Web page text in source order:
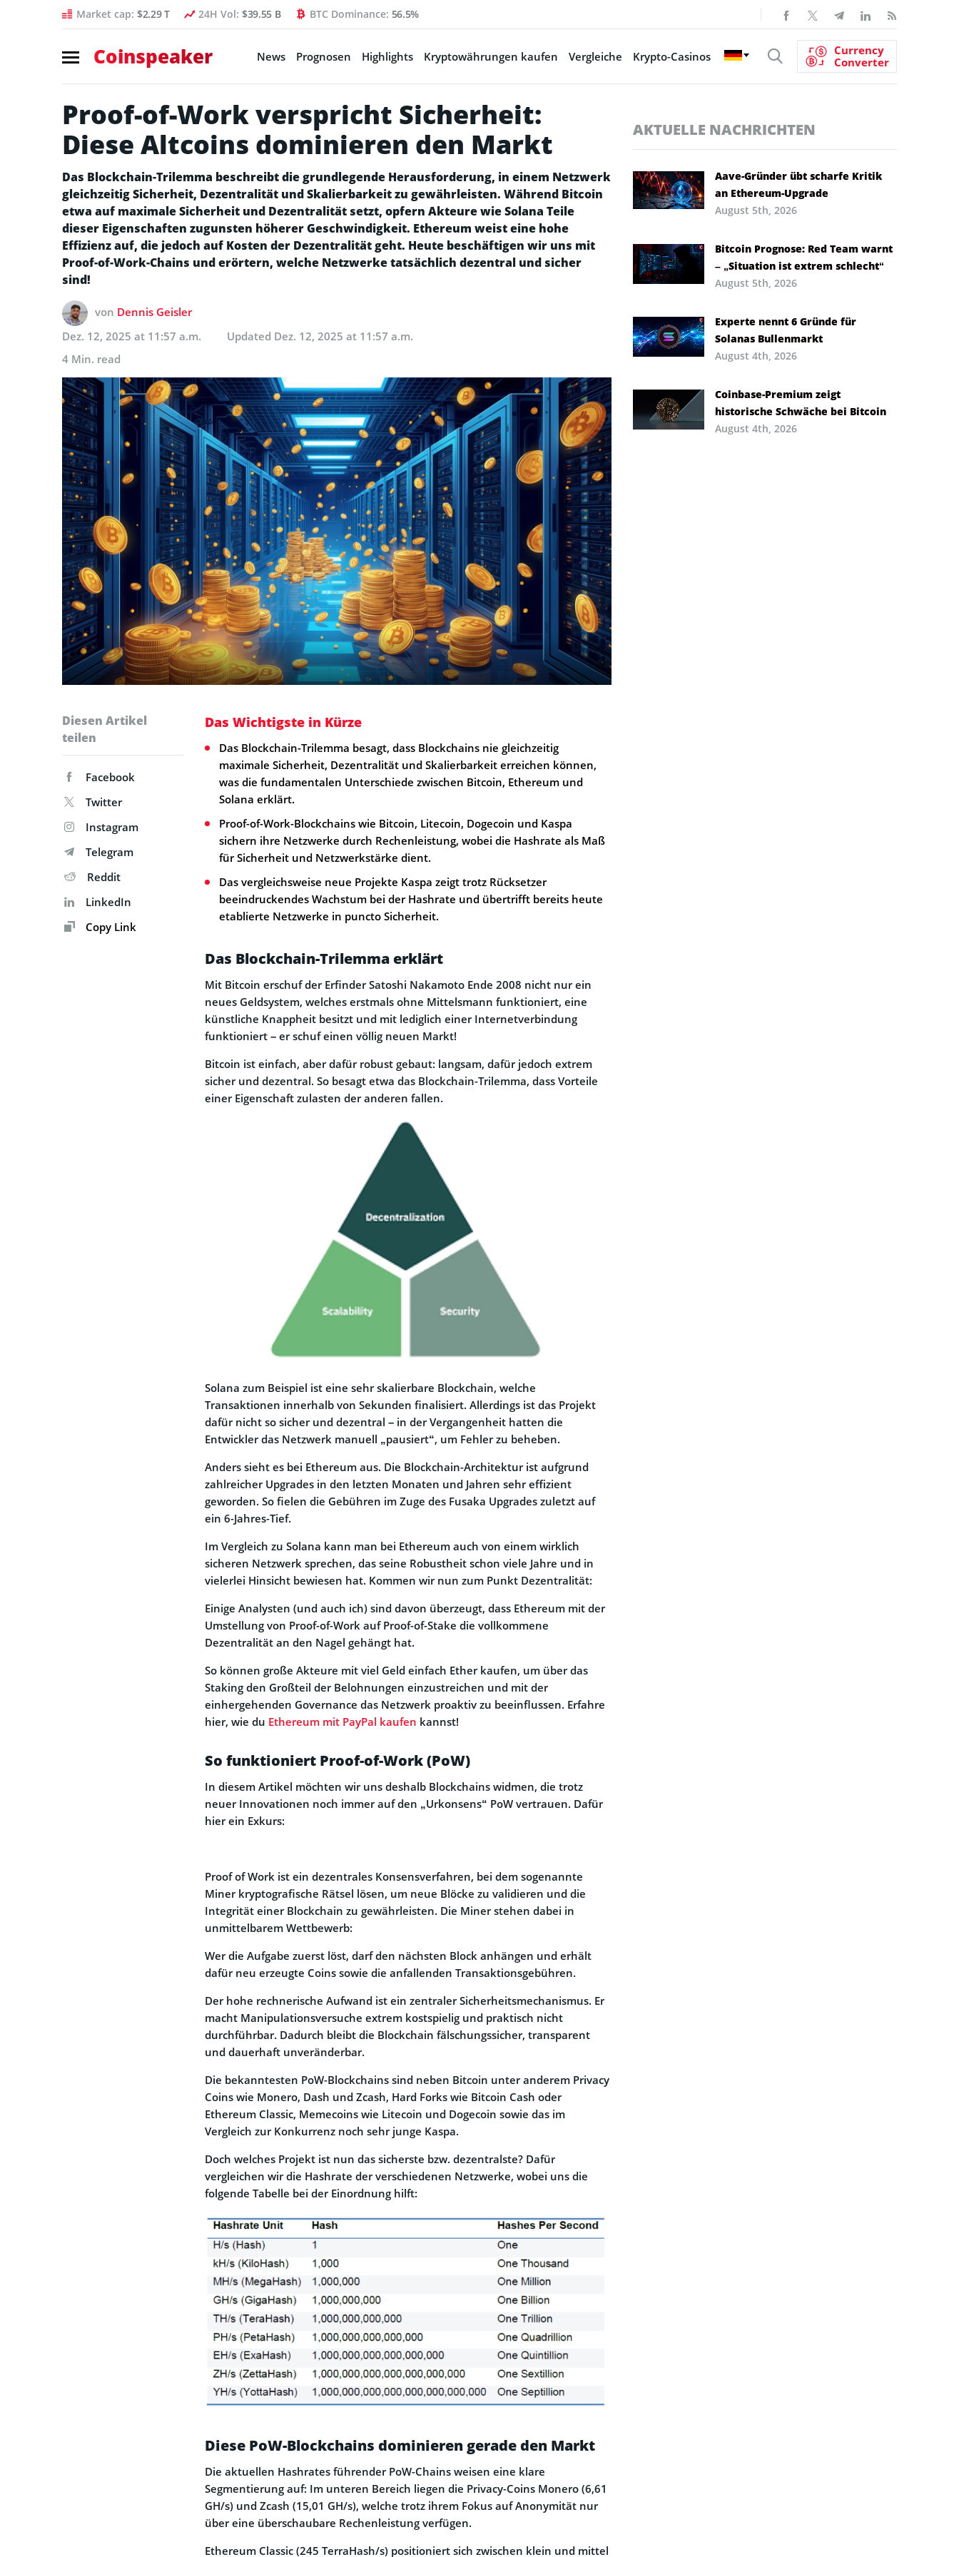
Market cap: $2.29 T 24H Vol: $39.55 B BTC Dominance: 56.5%
Coinspeaker News Prognosen Highlights Kryptowährungen kaufen Vergleiche Krypto-Casinos
Currency
Converter
Proof-of-Work verspricht Sicherheit:
Diese Altcoins dominieren den Markt
Das Blockchain-Trilemma beschreibt die grundlegende Herausforderung, in einem Netzwerk
gleichzeitig Sicherheit, Dezentralität und Skalierbarkeit zu gewährleisten. Während Bitcoin
etwa auf maximale Sicherheit und Dezentralität setzt, opfern Akteure wie Solana Teile
dieser Eigenschaften zugunsten höherer Geschwindigkeit. Ethereum weist eine hohe
Effizienz auf, die jedoch auf Kosten der Dezentralität geht. Heute beschäftigen wir uns mit
Proof-of-Work-Chains und erörtern, welche Netzwerke tatsächlich dezentral und sicher
sind!
von Dennis Geisler
Dez. 12, 2025 at 11:57 a.m.
Updated Dez. 12, 2025 at 11:57 a.m.
4 Min. read
Diesen Artikel
teilen
Facebook
Twitter
Instagram
Telegram
Reddit
LinkedIn
Copy Link
Das Wichtigste in Kürze
Das Blockchain-Trilemma besagt, dass Blockchains nie gleichzeitig
maximale Sicherheit, Dezentralität und Skalierbarkeit erreichen können,
was die fundamentalen Unterschiede zwischen Bitcoin, Ethereum und
Solana erklärt.
Proof-of-Work-Blockchains wie Bitcoin, Litecoin, Dogecoin und Kaspa
sichern ihre Netzwerke durch Rechenleistung, wobei die Hashrate als Maß
für Sicherheit und Netzwerkstärke dient.
Das vergleichsweise neue Projekte Kaspa zeigt trotz Rücksetzer
beeindruckendes Wachstum bei der Hashrate und übertrifft bereits heute
etablierte Netzwerke in puncto Sicherheit.
Das Blockchain-Trilemma erklärt
Mit Bitcoin erschuf der Erfinder Satoshi Nakamoto Ende 2008 nicht nur ein
neues Geldsystem, welches erstmals ohne Mittelsmann funktioniert, eine
künstliche Knappheit besitzt und mit lediglich einer Internetverbindung
funktioniert – er schuf einen völlig neuen Markt!
Bitcoin ist einfach, aber dafür robust gebaut: langsam, dafür jedoch extrem
sicher und dezentral. So besagt etwa das Blockchain-Trilemma, dass Vorteile
einer Eigenschaft zulasten der anderen fallen.
Solana zum Beispiel ist eine sehr skalierbare Blockchain, welche
Transaktionen innerhalb von Sekunden finalisiert. Allerdings ist das Projekt
dafür nicht so sicher und dezentral – in der Vergangenheit hatten die
Entwickler das Netzwerk manuell „pausiert“, um Fehler zu beheben.
Anders sieht es bei Ethereum aus. Die Blockchain-Architektur ist aufgrund
zahlreicher Upgrades in den letzten Monaten und Jahren sehr effizient
geworden. So fielen die Gebühren im Zuge des Fusaka Upgrades zuletzt auf
ein 6-Jahres-Tief.
Im Vergleich zu Solana kann man bei Ethereum auch von einem wirklich
sicheren Netzwerk sprechen, das seine Robustheit schon viele Jahre und in
vielerlei Hinsicht bewiesen hat. Kommen wir nun zum Punkt Dezentralität:
Einige Analysten (und auch ich) sind davon überzeugt, dass Ethereum mit der
Umstellung von Proof-of-Work auf Proof-of-Stake die vollkommene
Dezentralität an den Nagel gehängt hat.
So können große Akteure mit viel Geld einfach Ether kaufen, um über das
Staking den Großteil der Belohnungen einzustreichen und mit der
einhergehenden Governance das Netzwerk proaktiv zu beeinflussen. Erfahre
hier, wie du Ethereum mit PayPal kaufen kannst!
So funktioniert Proof-of-Work (PoW)
In diesem Artikel möchten wir uns deshalb Blockchains widmen, die trotz
neuer Innovationen noch immer auf den „Urkonsens“ PoW vertrauen. Dafür
hier ein Exkurs:
Proof of Work ist ein dezentrales Konsensverfahren, bei dem sogenannte
Miner kryptografische Rätsel lösen, um neue Blöcke zu validieren und die
Integrität einer Blockchain zu gewährleisten. Die Miner stehen dabei in
unmittelbarem Wettbewerb:
Wer die Aufgabe zuerst löst, darf den nächsten Block anhängen und erhält
dafür neu erzeugte Coins sowie die anfallenden Transaktionsgebühren.
Der hohe rechnerische Aufwand ist ein zentraler Sicherheitsmechanismus. Er
macht Manipulationsversuche extrem kostspielig und praktisch nicht
durchführbar. Dadurch bleibt die Blockchain fälschungssicher, transparent
und dauerhaft unveränderbar.
Die bekanntesten PoW-Blockchains sind neben Bitcoin unter anderem Privacy
Coins wie Monero, Dash und Zcash, Hard Forks wie Bitcoin Cash oder
Ethereum Classic, Memecoins wie Litecoin und Dogecoin sowie das im
Vergleich zur Konkurrenz noch sehr junge Kaspa.
Doch welches Projekt ist nun das sicherste bzw. dezentralste? Dafür
vergleichen wir die Hashrate der verschiedenen Netzwerke, wobei uns die
folgende Tabelle bei der Einordnung hilft:
Diese PoW-Blockchains dominieren gerade den Markt
Die aktuellen Hashrates führender PoW-Chains weisen eine klare
Segmentierung auf: Im unteren Bereich liegen die Privacy-Coins Monero (6,61
GH/s) und Zcash (15,01 GH/s), welche trotz ihrem Fokus auf Anonymität nur
über eine überschaubare Rechenleistung verfügen.
Ethereum Classic (245 TerraHash/s) positioniert sich zwischen klein und mittel
AKTUELLE NACHRICHTEN
Aave-Gründer übt scharfe Kritik
an Ethereum-Upgrade
August 5th, 2026
Bitcoin Prognose: Red Team warnt
– „Situation ist extrem schlecht“
August 5th, 2026
Experte nennt 6 Gründe für
Solanas Bullenmarkt
August 4th, 2026
Coinbase-Premium zeigt
historische Schwäche bei Bitcoin
August 4th, 2026